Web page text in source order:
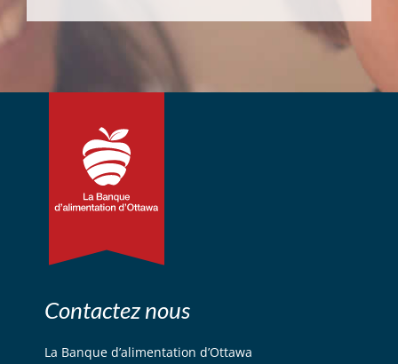
Contactez nous
La Banque d’alimentation d’Ottawa